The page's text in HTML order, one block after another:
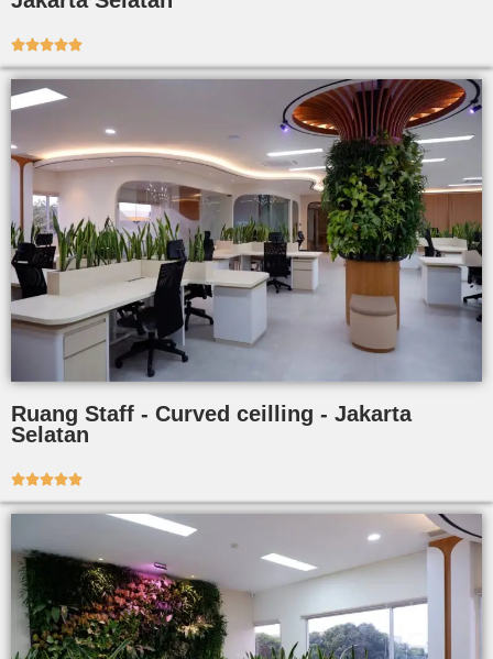

Ruang Staff - Curved ceilling - Jakarta
Selatan
